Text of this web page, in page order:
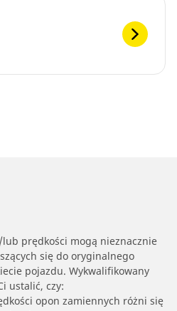
prędkości mogą nieznacznie
się do oryginalnego
pojazdu. Wykwalifikowany
ustalić, czy:
opon zamiennych różni się